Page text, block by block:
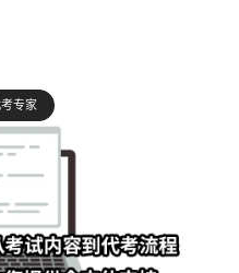
专家